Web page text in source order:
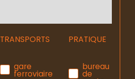
TRANSPORTS
gare
ferroviaire
PRATIQUE
bureau
de